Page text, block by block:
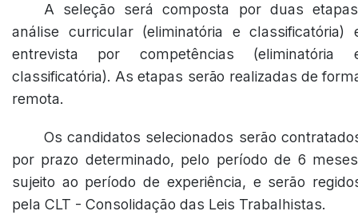
A seleção será composta por duas
análise curricular (eliminatória e classificatória)
entrevista por competências (eliminatória
classificatória). As etapas serão realizadas de
remota.
Os candidatos selecionados serão
por prazo determinado, pelo período de 6
sujeito ao período de experiência, e serão
pela CLT - Consolidação das Leis Trabalhistas.